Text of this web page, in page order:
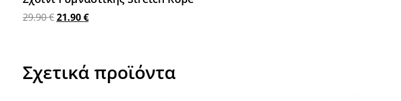
29.90€ 21.90€
Σχετικά προϊόντα